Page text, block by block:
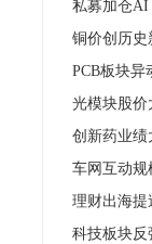
私募加仓AI
铜价创历史
PCB板块异
光模块股价
创新药业绩
车网互动规
理财出海提
科技板块反